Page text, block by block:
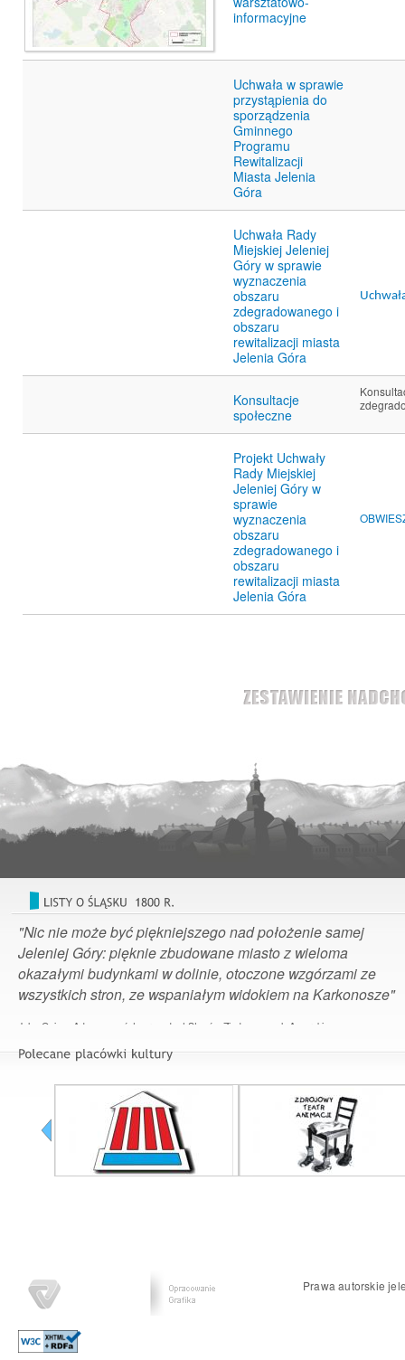
informacyjne
Uchwała w sprawie
przystąpienia do
sporządzenia
Gminnego
Programu
Rewitalizacji
Miasta Jelenia
Góra
Uchwała Rady
Miejskiej Jeleniej
Góry w sprawie
wyznaczenia
obszaru
zdegradowanego i
obszaru
rewitalizacji miasta
Jelenia Góra
Konsultacje
społeczne
Projekt Uchwały
Rady Miejskiej
Jeleniej Góry w
sprawie
wyznaczenia
obszaru
zdegradowanego i
obszaru
rewitalizacji miasta
Jelenia Góra
"Nic nie może być piękniejszego nad położenie samej
Jeleniej Góry: pięknie zbudowane miasto z wieloma
okazałymi budynkami w dolinie, otoczone wzgórzami ze
wszystkich stron, ze wspaniałym widokiem na Karkonosze"
John Quincy Adams – szósty prezydent Stanów Zjednoczonych Ameryki
Prawa autorskie